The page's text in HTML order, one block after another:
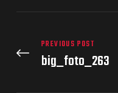
PREVIOUS POST
big_foto_263